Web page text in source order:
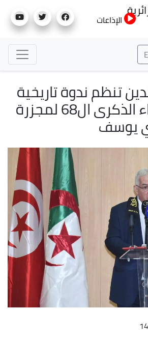
إلى
الإذاعات
تنظم ندوة تاريخية
بمناسبة إحياء الذكرى ال68 لمجزرة
يوسف